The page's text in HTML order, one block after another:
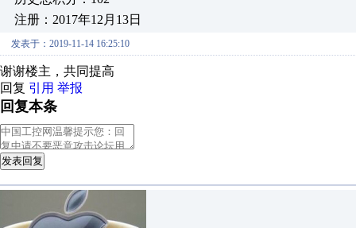
注册：2017年12月13日
发表于：2019-11-14 16:25:10
谢谢楼主，共同提高
回复 引用 举报
回复本条
发表回复